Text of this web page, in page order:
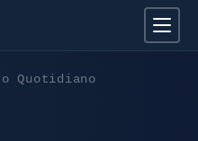
Quotidiano